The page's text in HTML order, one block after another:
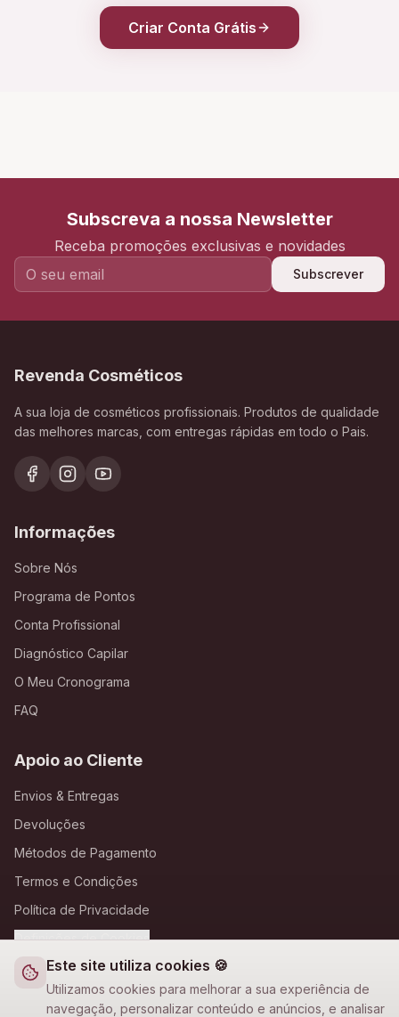
Este site utiliza cookies 🍪
Utilizamos cookies para melhorar a sua experiência de
navegação, personalizar conteúdo e anúncios, e analisar
Criar Conta Grátis
Subscreva a nossa Newsletter
Receba promoções exclusivas e novidades
Subscrever
Revenda Cosméticos
A sua loja de cosméticos profissionais. Produtos de qualidade
das melhores marcas, com entregas rápidas em todo o Pais.
Informações
Sobre Nós
Programa de Pontos
Conta Profissional
Diagnóstico Capilar
O Meu Cronograma
FAQ
Apoio ao Cliente
Envios & Entregas
Devoluções
Métodos de Pagamento
Termos e Condições
Política de Privacidade
Definições de Cookies
A Loja Nova